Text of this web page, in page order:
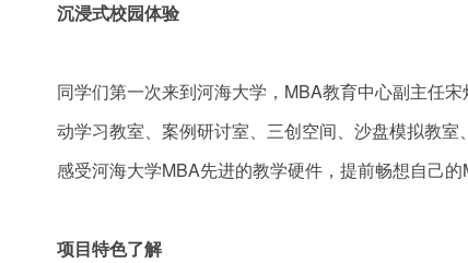
沉浸式校园体验
同学们第一次来到河海大学，MBA教育中心副主任
动学习教室、案例研讨室、三创空间、沙盘模拟教
感受河海大学MBA先进的教学硬件，提前畅想自己的
项目特色了解